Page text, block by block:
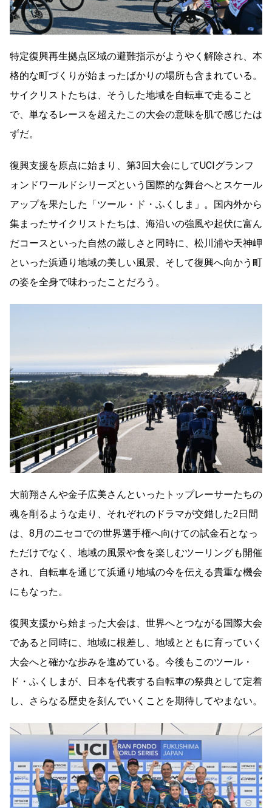
特定復興再生拠点区域の避難指示がようやく解除され、本
格的な町づくりが始まったばかりの場所も含まれている。
サイクリストたちは、そうした地域を自転車で走ること
で、単なるレースを超えたこの大会の意味を肌で感じたは
ずだ。
復興支援を原点に始まり、第3回大会にしてUCIグランフ
ォンドワールドシリーズという国際的な舞台へとスケール
アップを果たした「ツール・ド・ふくしま」。国内外から
集まったサイクリストたちは、海沿いの強風や起伏に富ん
だコースといった自然の厳しさと同時に、松川浦や天神岬
といった浜通り地域の美しい風景、そして復興へ向かう町
の姿を全身で味わったことだろう。
大前翔さんや金子広美さんといったトップレーサーたちの
魂を削るような走り、それぞれのドラマが交錯した2日間
は、8月のニセコでの世界選手権へ向けての試金石となっ
ただけでなく、地域の風景や食を楽しむツーリングも開催
され、自転車を通じて浜通り地域の今を伝える貴重な機会
にもなった。
復興支援から始まった大会は、世界へとつながる国際大会
であると同時に、地域に根差し、地域とともに育っていく
大会へと確かな歩みを進めている。今後もこのツール・
ド・ふくしまが、日本を代表する自転車の祭典として定着
し、さらなる歴史を刻んでいくことを期待してやまない。